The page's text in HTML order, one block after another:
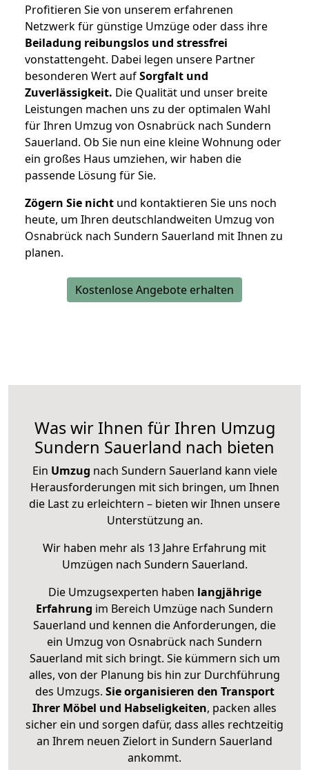
Profitieren Sie von unserem erfahrenen
Netzwerk für günstige Umzüge oder dass ihre
Beiladung reibungslos und stressfrei
vonstattengeht. Dabei legen unsere Partner
besonderen Wert aufSorgfalt und
Zuverlässigkeit. Die Qualität und unser breite
Leistungen machen uns zu der optimalen Wahl
für Ihren Umzug von Osnabrück nach Sundern
Sauerland. Ob Sie nun eine kleine Wohnung oder
ein großes Haus umziehen, wir haben die
passende Lösung für Sie.
Zögern Sie nicht und kontaktieren Sie uns noch
heute, um Ihren deutschlandweiten Umzug von
Osnabrück nach Sundern Sauerland mit Ihnen zu
planen.
Kostenlose Angebote erhalten
Was wir Ihnen für Ihren Umzug
Sundern Sauerland nach bieten
Ein Umzug nach Sundern Sauerland kann viele
Herausforderungen mit sich bringen, um Ihnen
die Last zu erleichtern – bieten wir Ihnen unsere
Unterstützung an.
Wir haben mehr als 13 Jahre Erfahrung mit
Umzügen nach Sundern Sauerland.
Die Umzugsexperten haben langjährige
Erfahrung im Bereich Umzüge nach Sundern
Sauerland und kennen die Anforderungen, die
ein Umzug von Osnabrück nach Sundern
Sauerland mit sich bringt. Sie kümmern sich um
alles, von der Planung bis hin zur Durchführung
des Umzugs. Sie organisieren den Transport
Ihrer Möbel und Habseligkeiten, packen alles
sicher ein und sorgen dafür, dass alles rechtzeitig
an Ihrem neuen Zielort in Sundern Sauerland
ankommt.